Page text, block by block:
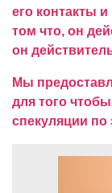
его контакты
том что, он
он
Мы
для того
спекуляции по